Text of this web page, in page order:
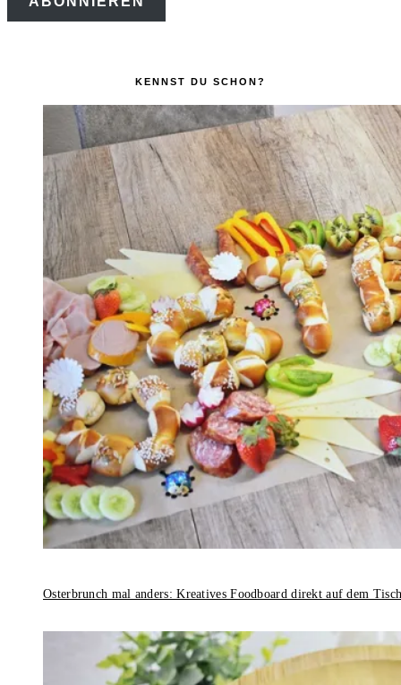
KENNST DU SCHON?
Osterbrunch mal anders: Kreatives Foodboard direkt auf dem